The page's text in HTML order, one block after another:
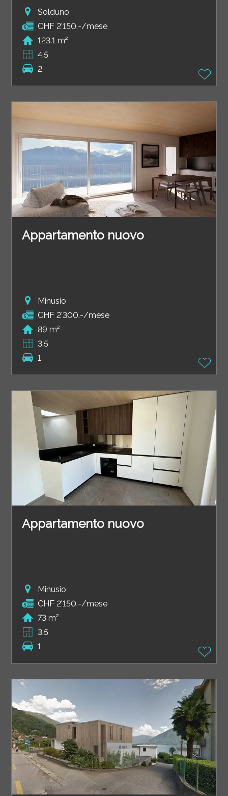
Solduno
CHF 2'150.-/mese
123.1 m²
4.5
2
Appartamento nuovo
Minusio
CHF 2'300.-/mese
89 m²
3.5
1
Appartamento nuovo
Minusio
CHF 2'150.-/mese
73 m²
3.5
1